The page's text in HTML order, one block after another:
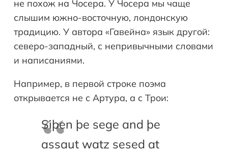
не похож на Чосера. У Чосера мы чаще
слышим южно-восточную, лондонскую
традицию. У автора «Гавейна» язык другой:
северо-западный, с непривычными словами
и написаниями.
Например, в первой строке поэма
открывается не с Артура, а с Трои:
Siþen þe sege and þe
assaut watz sesed at